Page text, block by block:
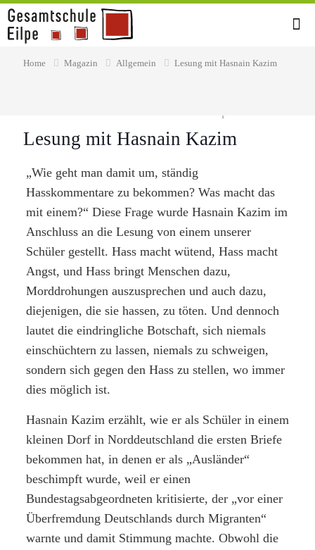
Home Magazin Allgemein Lesung mit Hasnain Kazim
Lesung mit Hasnain Kazim
„Wie geht man damit um, ständig
Hasskommentare zu bekommen? Was macht das
mit einem?“ Diese Frage wurde Hasnain Kazim im
Anschluss an die Lesung von einem unserer
Schüler gestellt. Hass macht wütend, Hass macht
Angst, und Hass bringt Menschen dazu,
Morddrohungen auszusprechen und auch dazu,
diejenigen, die sie hassen, zu töten. Und dennoch
lautet die eindringliche Botschaft, sich niemals
einschüchtern zu lassen, niemals zu schweigen,
sondern sich gegen den Hass zu stellen, wo immer
dies möglich ist.
Hasnain Kazim erzählt, wie er als Schüler in einem
kleinen Dorf in Norddeutschland die ersten Briefe
bekommen hat, in denen er als „Ausländer“
beschimpft wurde, weil er einen
Bundestagsabgeordneten kritisierte, der „vor einer
Überfremdung Deutschlands durch Migranten“
warnte und damit Stimmung machte. Obwohl die